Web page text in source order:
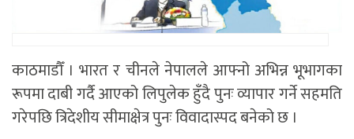
काठमाडौँ । भारत र चीनले नेपालले आफ्नो अभिन्न भूभागका
रूपमा दाबी गर्दै आएको लिपुलेक हुँदै पुनः व्यापार गर्ने सहमति
गरेपछि त्रिदेशीय सीमाक्षेत्र पुनः विवादास्पद बनेको छ ।